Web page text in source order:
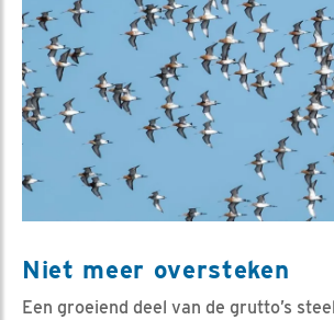
Niet meer oversteken
Een groeiend deel van de grutto’s